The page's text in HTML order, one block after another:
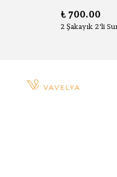
₺ 700.00
2 Şakayık 2'li